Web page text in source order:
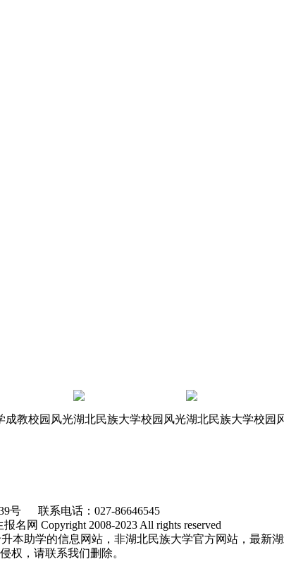
成教校园风光湖北民族大学校园风光湖北民族大学校园
号 联系电话：027-86646545
网 Copyright 2008-2023 All rights reserved
助学的信息网站，非湖北民族大学官方网站，最新
权，请联系我们删除。